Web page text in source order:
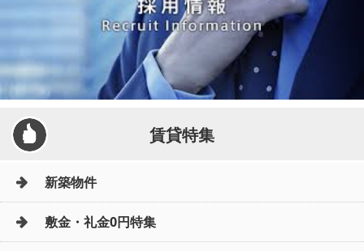
賃貸特集
新築物件
敷金・礼金0円特集